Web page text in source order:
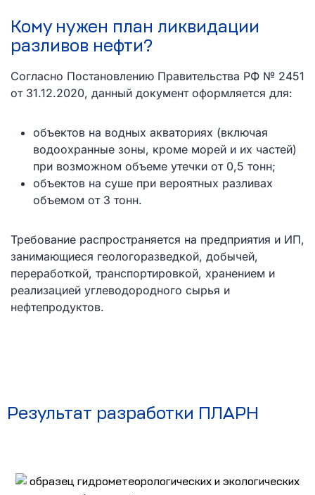
Кому нужен план ликвидации
разливов нефти?
Согласно Постановлению Правительства РФ № 2451
от 31.12.2020, данный документ оформляется для:
объектов на водных акваториях (включая
водоохранные зоны, кроме морей и их частей)
при возможном объеме утечки от 0,5 тонн;
объектов на суше при вероятных разливах
объемом от 3 тонн.
Требование распространяется на предприятия и ИП,
занимающиеся геологоразведкой, добычей,
переработкой, транспортировкой, хранением и
реализацией углеводородного сырья и
нефтепродуктов.
Результат разработки ПЛАРН